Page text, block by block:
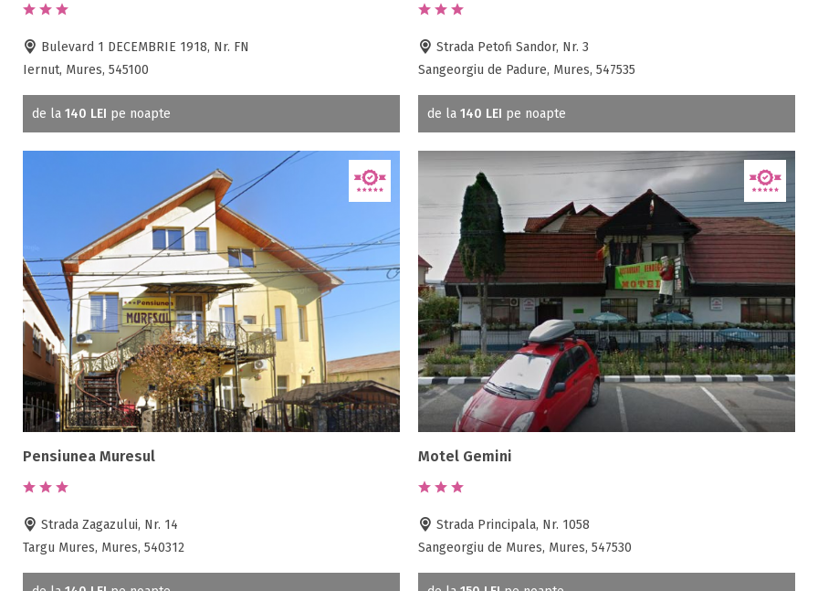
Bulevard 1 DECEMBRIE 1918, Nr. FN
Iernut, Mures, 545100
de la 140 LEI pe noapte
Strada Petofi Sandor, Nr. 3
Sangeorgiu de Padure, Mures, 547535
de la 140 LEI pe noapte
Pensiunea Muresul
Strada Zagazului, Nr. 14
Targu Mures, Mures, 540312
Motel Gemini
Strada Principala, Nr. 1058
Sangeorgiu de Mures, Mures, 547530